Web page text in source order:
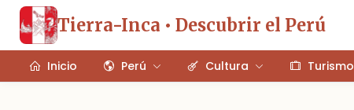
Tierra-Inca • Descubrir el Perú
Inicio Perú Cultura Turismo